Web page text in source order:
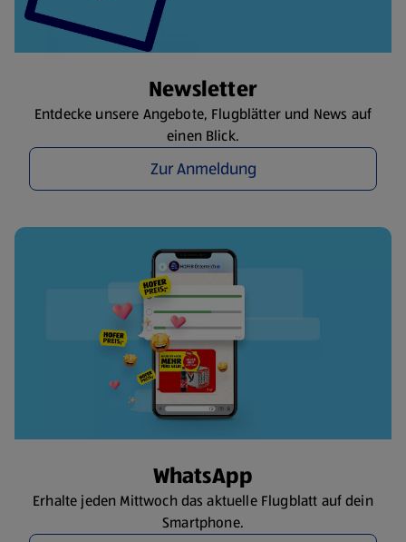
Newsletter
Entdecke unsere Angebote, Flugblätter und News auf
einen Blick.
Zur Anmeldung
WhatsApp
Erhalte jeden Mittwoch das aktuelle Flugblatt auf dein
Smartphone.